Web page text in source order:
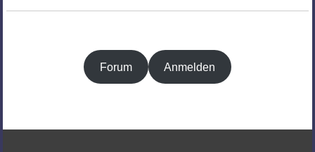
Forum Anmelden